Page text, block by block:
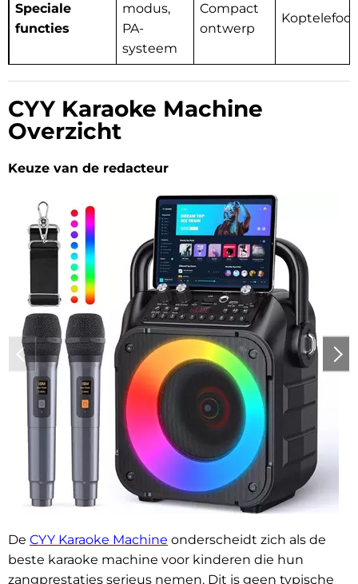
Speciale
functies
modus,
PA-
systeem
Compact
ontwerp
CYY Karaoke Machine
Overzicht
Keuze van de redacteur
De CYY Karaoke Machine onderscheidt zich als de
beste karaoke machine voor kinderen die hun
zangprestaties serieus nemen. Dit is geen typische